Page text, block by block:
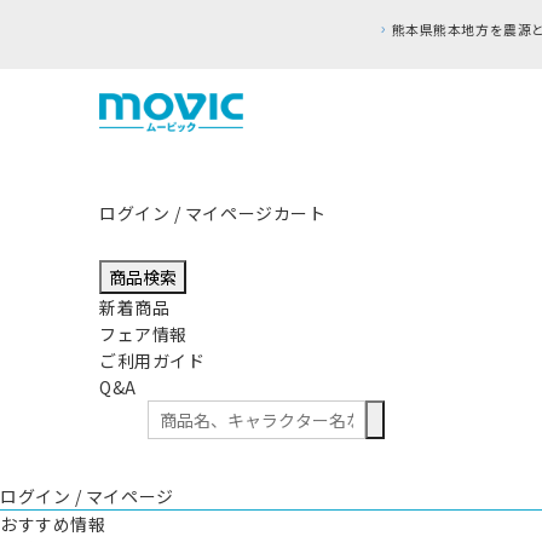
ログイン / マイページカート
商品検索
新着商品
フェア情報
ご利用ガイド
Q&A
ログイン / マイページ
おすすめ情報